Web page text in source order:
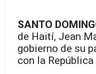
SANTO
de Haití, Jean
gobierno de su
con la